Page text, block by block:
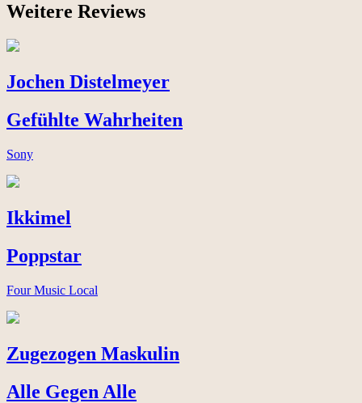
Weitere Reviews
Jochen Distelmeyer
Gefühlte Wahrheiten
Sony
Ikkimel
Poppstar
Four Music Local
Zugezogen Maskulin
Alle Gegen Alle